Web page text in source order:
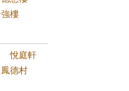
樓
悅庭軒
鳳德村